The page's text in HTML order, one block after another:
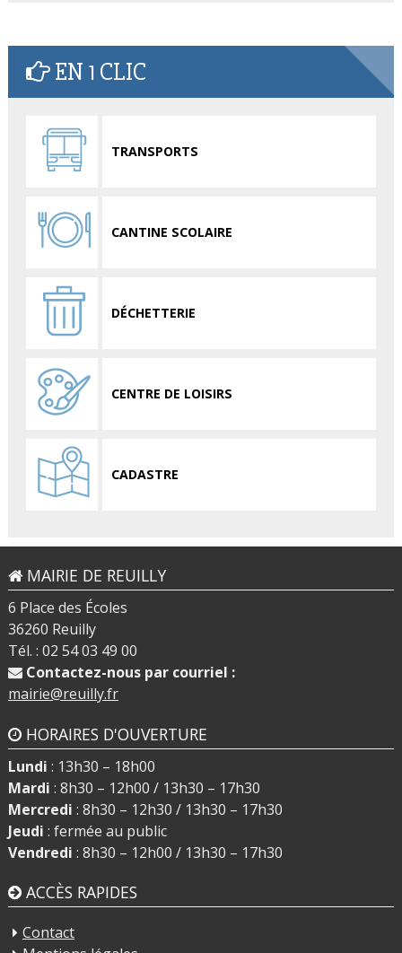
EN 1 CLIC
TRANSPORTS
CANTINE SCOLAIRE
DÉCHETTERIE
CENTRE DE LOISIRS
CADASTRE
MAIRIE DE REUILLY
6 Place des Écoles
36260 Reuilly
Tél. : 02 54 03 49 00
Contactez-nous par courriel :
mairie@reuilly.fr
HORAIRES D'OUVERTURE
Lundi : 13h30 – 18h00
Mardi : 8h30 – 12h00 / 13h30 – 17h30
Mercredi : 8h30 – 12h30 / 13h30 – 17h30
Jeudi : fermée au public
Vendredi : 8h30 – 12h00 / 13h30 – 17h30
ACCÈS RAPIDES
Contact